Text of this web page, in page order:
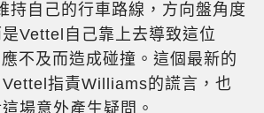
持自己的行車路線，方向盤角度
Vettel自己靠上去導致這位
不及而造成碰撞。這個最新的
指責Williams的謊言，也
場意外產生疑問。